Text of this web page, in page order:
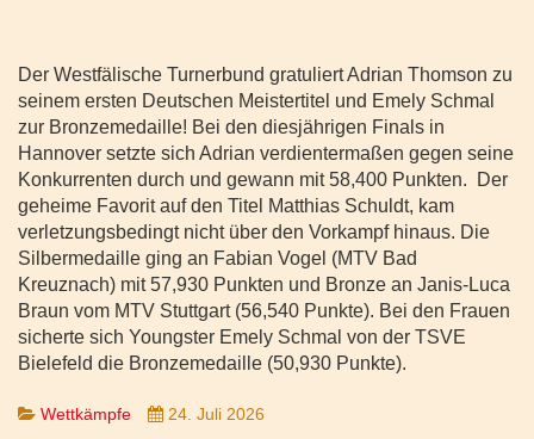
Der Westfälische Turnerbund gratuliert Adrian Thomson zu
seinem ersten Deutschen Meistertitel und Emely Schmal
zur Bronzemedaille! Bei den diesjährigen Finals in
Hannover setzte sich Adrian verdientermaßen gegen seine
Konkurrenten durch und gewann mit 58,400 Punkten. Der
geheime Favorit auf den Titel Matthias Schuldt, kam
verletzungsbedingt nicht über den Vorkampf hinaus. Die
Silbermedaille ging an Fabian Vogel (MTV Bad
Kreuznach) mit 57,930 Punkten und Bronze an Janis-Luca
Braun vom MTV Stuttgart (56,540 Punkte). Bei den Frauen
sicherte sich Youngster Emely Schmal von der TSVE
Bielefeld die Bronzemedaille (50,930 Punkte).
Wettkämpfe 24. Juli 2026